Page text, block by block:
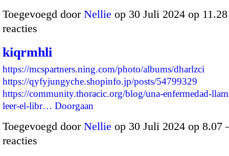
Toegevoegd door Nellie op 30 Juli 2024 op
reacties
kiqrmhli
https://mcspartners.ning.com/photo/albums/dharlzci
https://qyfyjungyche.shopinfo.jp/posts/54799329
https://community.thoracic.org/blog/una-enfermedad-
leer-el-libr… Doorgaan
Toegevoegd door Nellie op 30 Juli 2024 op 8.07
reacties